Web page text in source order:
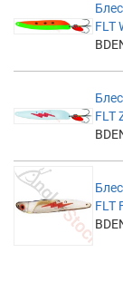
FLT
FLT
FLT